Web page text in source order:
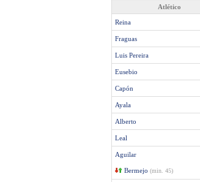
Atlético
Reina
Fraguas
Luis Pereira
Eusebio
Capón
Ayala
Alberto
Leal
Aguilar
Bermejo (min. 45)